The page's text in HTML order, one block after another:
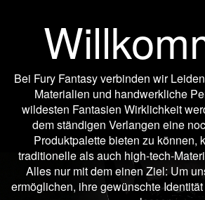
Bei Fury Fantasy verbinden wir
Materialien und handwerkliche
wildesten Fantasien Wirklichkeit
dem ständigen Verlangen eine
Produktpalette bieten zu können,
traditionelle als auch high-tech-
Alles nur mit dem einen Ziel: Um
ermöglichen, ihre gewünschte